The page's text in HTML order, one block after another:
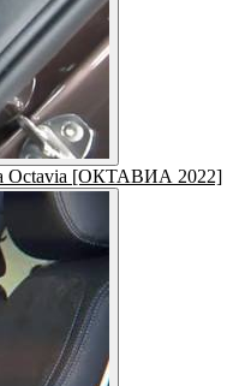
Octavia [ОКТАВИА 2022]